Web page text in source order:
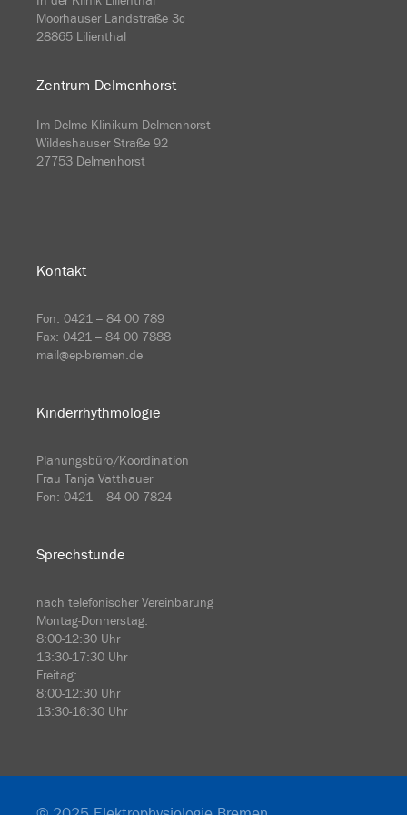
Moorhauser Landstraße 3c
28865 Lilienthal
Zentrum Delmenhorst
Im Delme Klinikum Delmenhorst
Wildeshauser Straße 92
27753 Delmenhorst
Kontakt
Fon:0421 – 84 00 789
Fax: 0421 – 84 00 7888
mail@ep-bremen.de
Kinderrhythmologie
Planungsbüro/Koordination
Frau Tanja Vatthauer
Fon: 0421 – 84 00 7824
Sprechstunde
nach telefonischer Vereinbarung
Montag-Donnerstag:
8:00-12:30 Uhr
13:30-17:30 Uhr
Freitag:
8:00-12:30 Uhr
13:30-16:30 Uhr